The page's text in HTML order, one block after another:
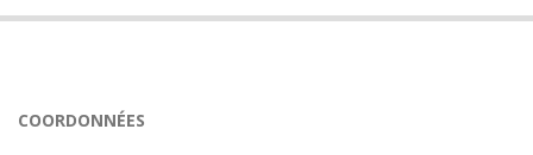
enceinte n'est plus fabriqué (et donc vendu) et que
Avoir ce genre d'explication est utile et valorisant pour
COORDONNÉES